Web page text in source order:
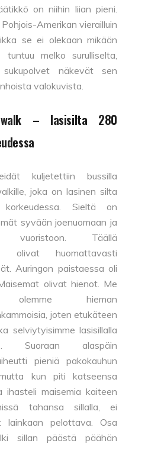
on niihin liian pieni.
Amerikan vierailluin
se ei olekaan mikään
tuntuu melko surulliselta,
näkevät sen
valokuvista.
– lasisilta 280
kuljetettiin bussilla
joka on lasinen silta
Sieltä on
syvään joenuomaan ja
vuoristoon. Täällä
olivat huomattavasti
Auringon paistaessa oli
olivat hienot. Me
olemme hieman
joten etukäteen
selviytyisimme lasisillalla
Suoraan alaspäin
pieniä pakokauhun
kun piti katseensa
ihasteli maisemia kaiteen
tahansa sillalla, ei
lainkaan pelottava. Osa
sillan päästä päähän